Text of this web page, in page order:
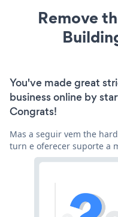
Remove
You've made great
business online by
Congrats!
Mas a seguir vem the
turn e oferecer suporte a